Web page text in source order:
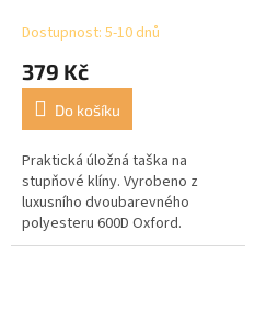
Dostupnost: 5-10 dnů
379 Kč
Do košíku
Praktická úložná taška na
stupňové klíny. Vyrobeno z
luxusního dvoubarevného
polyesteru 600D Oxford.